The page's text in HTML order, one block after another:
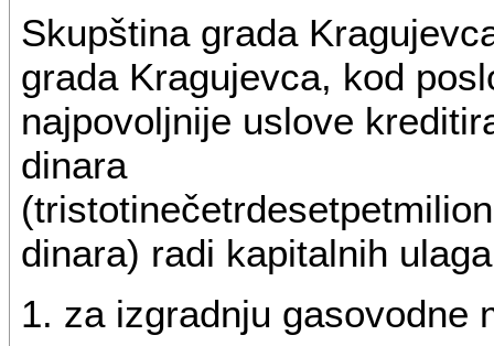
Skupština grada
grada Kragujevca, kod
najpovoljnije uslove
dinara
dinara) radi kapitalnih
1. za izgradnju gasovodne